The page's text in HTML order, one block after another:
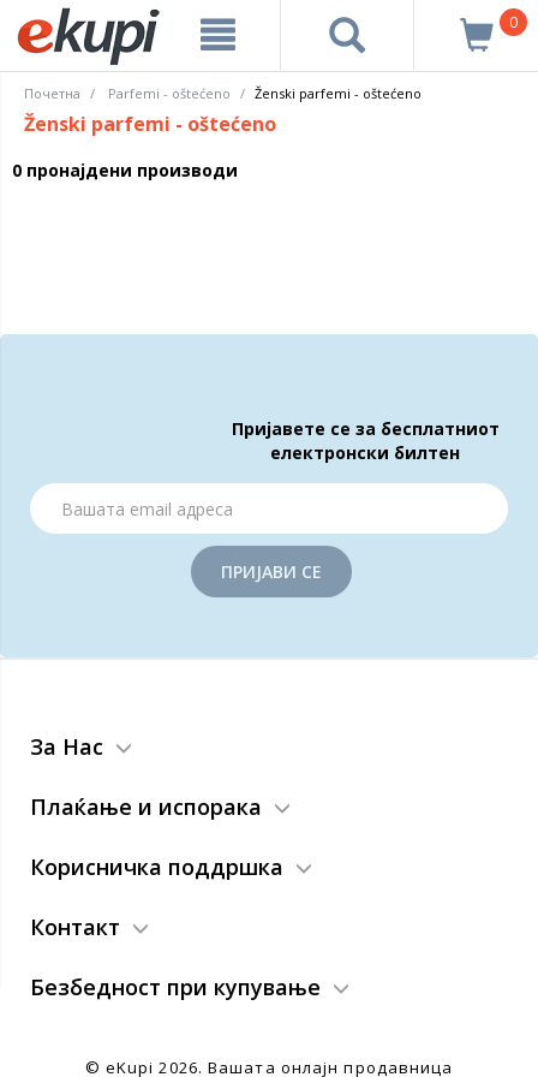
0
Почетна Parfemi - oštećeno Ženski parfemi - oštećeno
Ženski parfemi - oštećeno
0 пронајдени производи
Пријавете се за бесплатниот
електронски билтен
ПРИЈАВИ СЕ
За Нас
Плаќање и испорака
Корисничка поддршка
Контакт
Безбедност при купување
© eKupi2026. Вашата онлајн продавница